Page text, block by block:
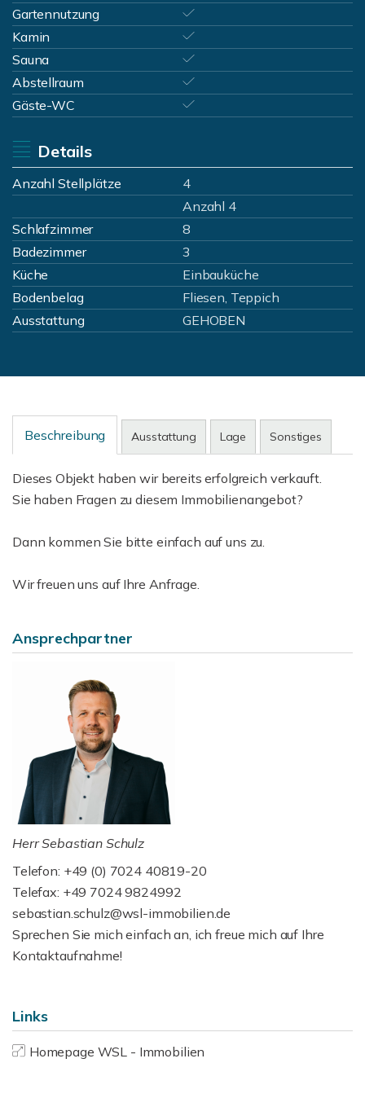
Gartennutzung
Kamin
Sauna
Abstellraum
Gäste-WC
Details
Anzahl Stellplätze
4
Anzahl 4
Schlafzimmer
8
Badezimmer
3
Küche
Einbauküche
Bodenbelag
Fliesen, Teppich
Ausstattung
GEHOBEN
Beschreibung Ausstattung Lage Sonstiges
Dieses Objekt haben wir bereits erfolgreich verkauft.
Sie haben Fragen zu diesem Immobilienangebot?
Dann kommen Sie bitte einfach auf uns zu.
Wir freuen uns auf Ihre Anfrage.
Ansprechpartner
Herr Sebastian Schulz
Telefon: +49 (0) 7024 40819-20
Telefax: +49 7024 9824992
sebastian.schulz@wsl-immobilien.de
Sprechen Sie mich einfach an, ich freue mich auf Ihre
Kontaktaufnahme!
Links
Homepage WSL - Immobilien